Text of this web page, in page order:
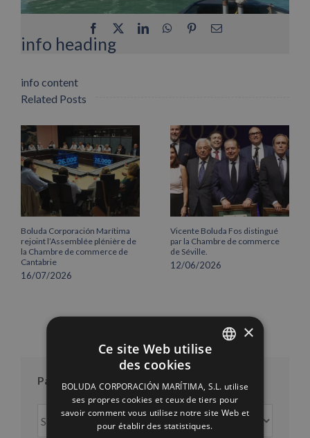
info heading
info content
Facebook LinkedInWhatsApp
PinterestEmail
Related Posts
Boluda Corporación Marítima
rejoint l’Assemblée plénière de
la Chambre de commerce de
Cantabrie
16/07/2026
Vicente Boluda Fos distingué
par la Chambre de commerce
de Séville.
12/06/2026
Par mois
mois
ENGLISH
FRENCH
×
Ce site Web utilise
des cookies
BOLUDA CORPORACIÓN MARÍTIMA, S.L. utilise
ses propres cookies et ceux de tiers pour
savoir comment vous utilisez notre site Web et
pour établir des statistiques.